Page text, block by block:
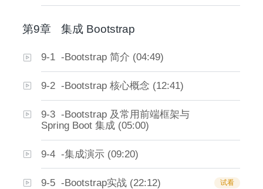
第9章 集成 Bootstrap
9-1 -Bootstrap 简介 (04:49)
9-2 -Bootstrap 核心概念 (12:41)
9-3 -Bootstrap 及常用前端框架与
Spring Boot 集成 (05:00)
9-4 -集成演示 (09:20)
9-5 -Bootstrap实战 (22:12) 试看